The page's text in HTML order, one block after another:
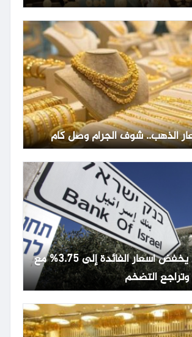
الذهب.. شوف الجرام وصل كام
بنك إسرائيل يخفض أسعار الفائدة إلى 3.75% مع
التضخم